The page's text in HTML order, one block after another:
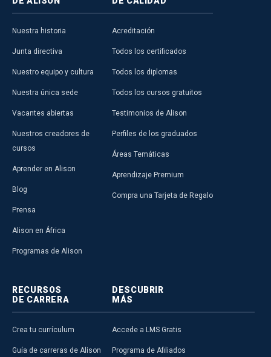
Nuestra historia
Junta directiva
Nuestro equipo y cultura
Nuestra única sede
Vacantes abiertas
Nuestros creadores de
cursos
Aprender en Alison
Blog
Prensa
Alison en África
Programas de Alison
Acreditación
Todos los certificados
Todos los diplomas
Todos los cursos gratuitos
Testimonios de Alison
Perfiles de los graduados
Áreas Temáticas
Aprendizaje Premium
Compra una Tarjeta de Regalo
RECURSOS
DE CARRERA
Crea tu currículum
Guía de carreras de Alison
DESCUBRIR
MÁS
Accede a LMS Gratis
Programa de Afiliados